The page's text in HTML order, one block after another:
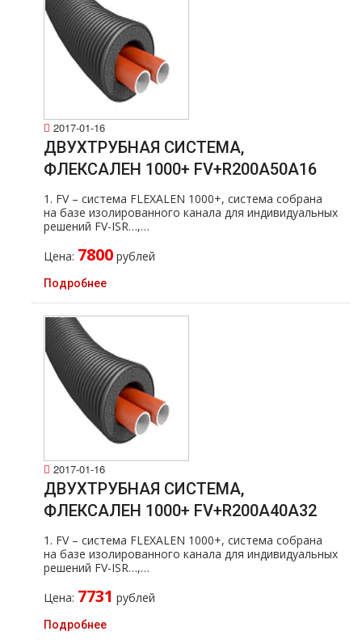
2017-01-16
ДВУХТРУБНАЯ СИСТЕМА,
ФЛЕКСАЛЕН 1000+ FV+R200A50A16
1. FV – система FLEXALEN 1000+, система собрана
на базе изолированного канала для индивидуальных
решений FV-ISR…,…
Цена: 7800 рублей
Подробнее
2017-01-16
ДВУХТРУБНАЯ СИСТЕМА,
ФЛЕКСАЛЕН 1000+ FV+R200A40A32
1. FV – система FLEXALEN 1000+, система собрана
на базе изолированного канала для индивидуальных
решений FV-ISR…,…
Цена: 7731 рублей
Подробнее